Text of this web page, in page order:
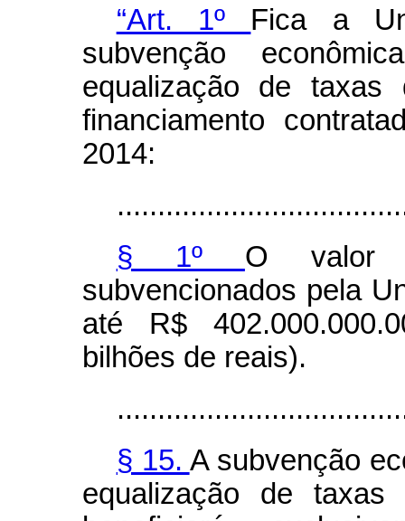
“Art. 1º Fica a
subvenção
equalização de
financiamento
2014:
§ 1º O valor
subvencionados pela
até R$
bilhões de reais).
§ 15. A subvenção
equalização de